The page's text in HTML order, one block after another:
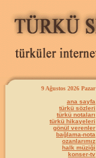
9 Ağustos 2026 Pazar
ana sayfa
türkü sözleri
türkü notaları
türkü hikayeleri
gönül verenler
bağlama-nota
ozanlarımız
halk müziği
konser-tv